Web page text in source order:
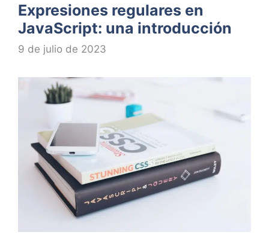
Expresiones regulares en
JavaScript: una introducción
9 de julio de 2023